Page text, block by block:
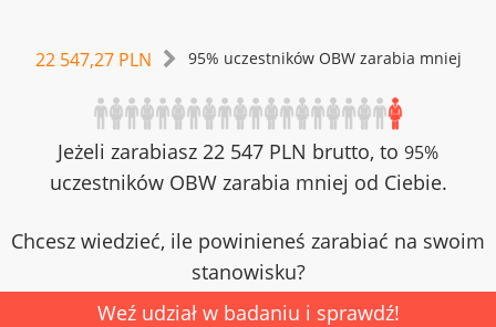
22 547,27 PLN 95% uczestników OBW zarabia mniej
Jeżeli zarabiasz 22 547 PLN brutto, to 95%
uczestników OBW zarabia mniej od Ciebie.
Chcesz wiedzieć, ile powinieneś zarabiać na swoim
stanowisku?
Weź udział w badaniu i sprawdź!